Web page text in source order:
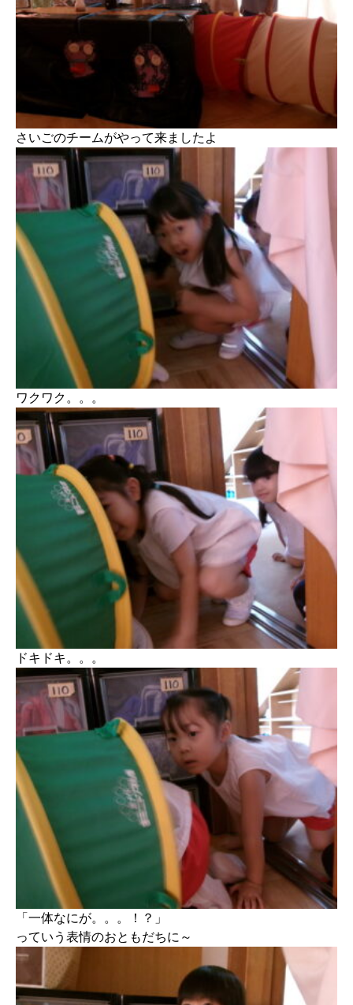
さいごのチームがやって来ましたよ
ワクワク。。。
ドキドキ。。。
「一体なにが。。。！？」
っていう表情のおともだちに～